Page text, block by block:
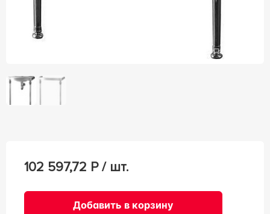
102 597,72 Р / шт.
Добавить в корзину